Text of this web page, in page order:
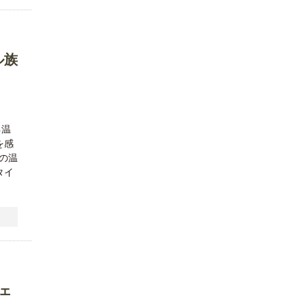
族
感
温
イ